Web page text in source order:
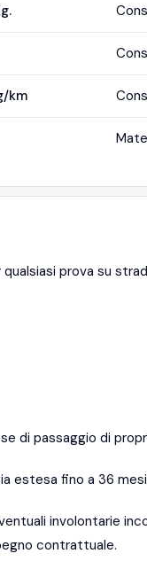
km
prova su
di passaggio di
estesa fino a 36
involontarie
contrattuale.